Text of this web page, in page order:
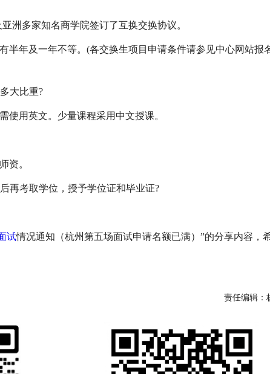
洲多家知名商学院签订了互换交换协议。
半年及一年不等。(各交换生项目申请条件请参见中心网站报
大比重?
使用英文。少量课程采用中文授课。
资。
再考取学位，授予学位证和毕业证?
试情况通知（杭州第五场面试申请名额已满）”的分享内容，
责任编辑：